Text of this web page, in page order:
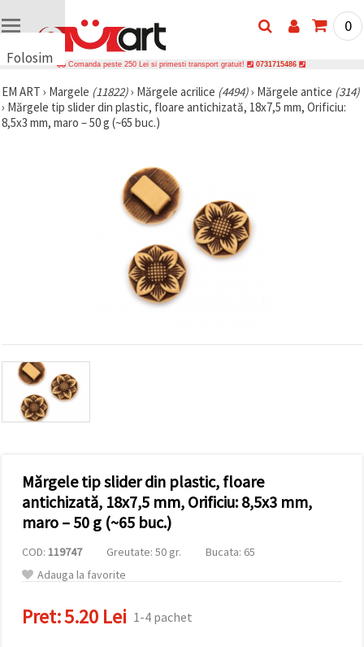
Folosim
uri
🍪 Folosim
cookie-uri
afișa
conținut și
reclame
mai
relevante,
analiză și
marketing.
acord să
toate
urile făcând
toate!" Sau
0
Comanda peste 250 Lei si primesti transport gratuit! 0731715486
EM ART › Margele (11822)› Mărgele acrilice (4494)› Mărgele antice (314)
› Mărgele tip slider din plastic, floare antichizată, 18x7,5 mm, Orificiu:
8,5x3 mm, maro – 50 g (~65 buc.)
Mărgele tip slider din plastic, floare
antichizată, 18x7,5 mm, Orificiu: 8,5x3 mm,
maro – 50 g (~65 buc.)
COD: 119747 Greutate: 50 gr.
Bucata: 65
Adauga la favorite
Pret:5.20 Lei 1-4 pachet